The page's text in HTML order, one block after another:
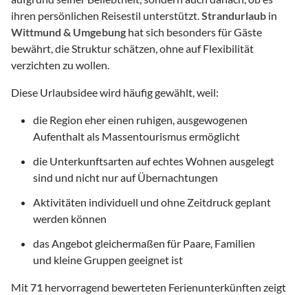
ihren persönlichen Reisestil unterstützt. Strandurlaub in
Wittmund & Umgebung hat sich besonders für Gäste
bewährt, die Struktur schätzen, ohne auf Flexibilität
verzichten zu wollen.
Diese Urlaubsidee wird häufig gewählt, weil:
die Region eher einen ruhigen, ausgewogenen
Aufenthalt als Massentourismus ermöglicht
die Unterkunftsarten auf echtes Wohnen ausgelegt
sind und nicht nur auf Übernachtungen
Aktivitäten individuell und ohne Zeitdruck geplant
werden können
das Angebot gleichermaßen für Paare, Familien
und kleine Gruppen geeignet ist
Mit71 hervorragend bewerteten Ferienunterkünften zeigt